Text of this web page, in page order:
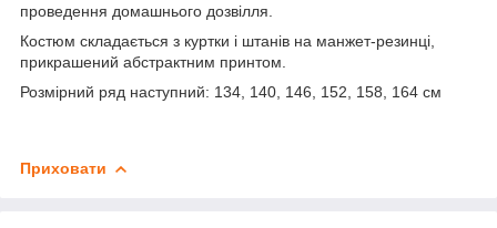
проведення домашнього дозвілля.
Костюм складається з куртки і штанів на манжет-резинці,
прикрашений абстрактним принтом.
Розмірний ряд наступний: 134, 140, 146, 152, 158, 164 см
Приховати